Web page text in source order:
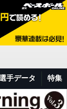
手データ 特集